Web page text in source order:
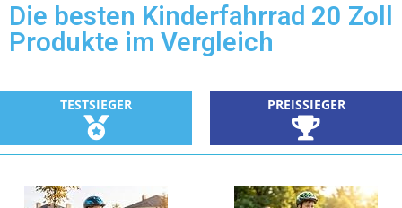
Die besten Kinderfahrrad 20 Zoll
Produkte im Vergleich
TESTSIEGER PREISSIEGER